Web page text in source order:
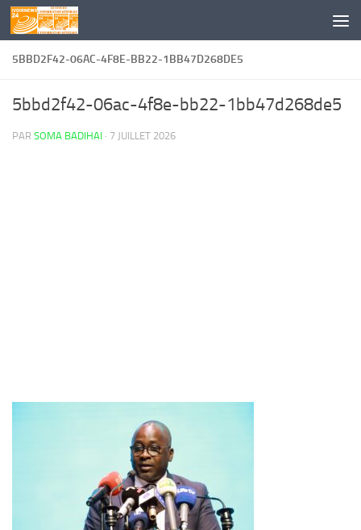
Skip to content
5BBD2F42-06AC-4F8E-BB22-1BB47D268DE5
5bbd2f42-06ac-4f8e-bb22-1bb47d268de5
PAR SOMA BADIHAI · 7 JUILLET 2026